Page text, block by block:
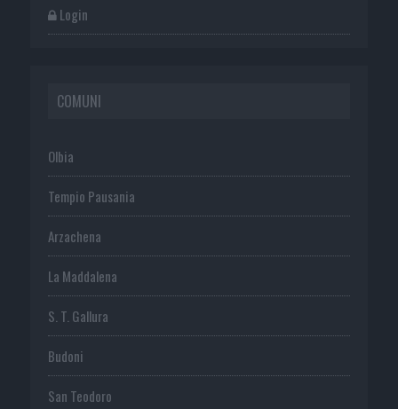
Login
COMUNI
Olbia
Tempio Pausania
Arzachena
La Maddalena
S. T. Gallura
Budoni
San Teodoro